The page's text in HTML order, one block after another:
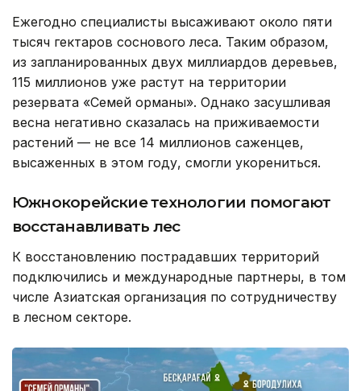
Ежегодно специалисты высаживают около пяти
тысяч гектаров соснового леса. Таким образом,
из запланированных двух миллиардов деревьев,
115 миллионов уже растут на территории
резервата «Семей орманы». Однако засушливая
весна негативно сказалась на приживаемости
растений — не все 14 миллионов саженцев,
высаженных в этом году, смогли укорениться.
Южнокорейские технологии помогают
восстанавливать лес
К восстановлению пострадавших территорий
подключились и международные партнеры, в том
числе Азиатская организация по сотрудничеству
в лесном секторе.